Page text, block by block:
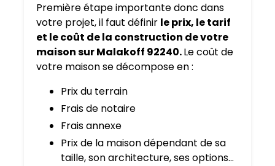
Première étape importante donc dans
votre projet, il faut définir le prix, le tarif
et le coût de la construction de votre
maison sur Malakoff 92240.Le coût de
votre maison se décompose en :
Prix du terrain
Frais de notaire
Frais annexe
Prix de la maison dépendant de sa
taille, son architecture, ses options…